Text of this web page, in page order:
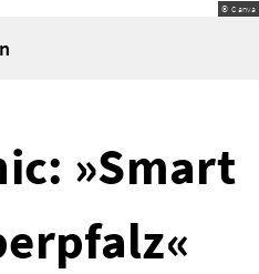
© Canva
»Smart